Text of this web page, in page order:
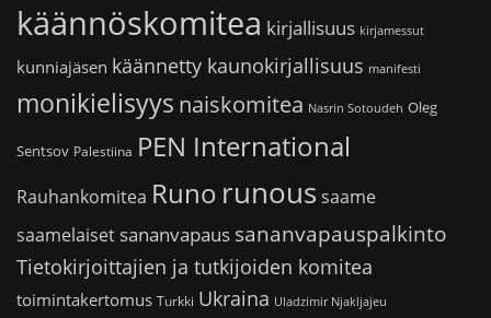
käännöskomitea kirjallisuus kirjamessut
kunniajäsen käännetty kaunokirjallisuus manifesti
monikielisyys naiskomitea Nasrin Sotoudeh Oleg
Sentsov Palestiina PEN International
Rauhankomitea Runo runoussaame
saamelaiset sananvapaus sananvapauspalkinto
Tietokirjoittajien ja tutkijoiden komitea
toimintakertomus Turkki Ukraina Uladzimir Njakljajeu